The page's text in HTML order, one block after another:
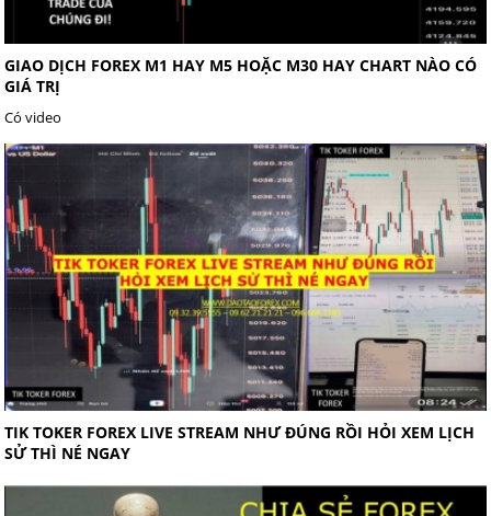
GIAO DỊCH FOREX M1 HAY M5 HOẶC M30 HAY CHART NÀO CÓ
GIÁ TRỊ
Có video
TIK TOKER FOREX LIVE STREAM NHƯ ĐÚNG RỒI HỎI XEM LỊCH
SỬ THÌ NÉ NGAY